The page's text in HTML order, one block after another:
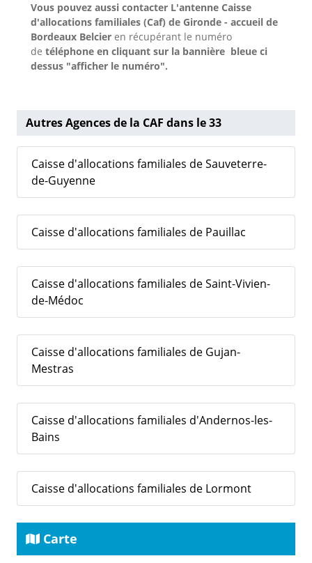
Vous pouvez aussi contacter L'antenne Caisse
d'allocations familiales (Caf) de Gironde - accueil de
Bordeaux Belcier en récupérant le numéro
de téléphone en cliquant sur la bannière bleue ci
dessus "afficher le numéro".
Autres Agences de la CAF dans le 33
Caisse d'allocations familiales de Sauveterre-
de-Guyenne
Caisse d'allocations familiales de Pauillac
Caisse d'allocations familiales de Saint-Vivien-
de-Médoc
Caisse d'allocations familiales de Gujan-
Mestras
Caisse d'allocations familiales d'Andernos-les-
Bains
Caisse d'allocations familiales de Lormont
Carte